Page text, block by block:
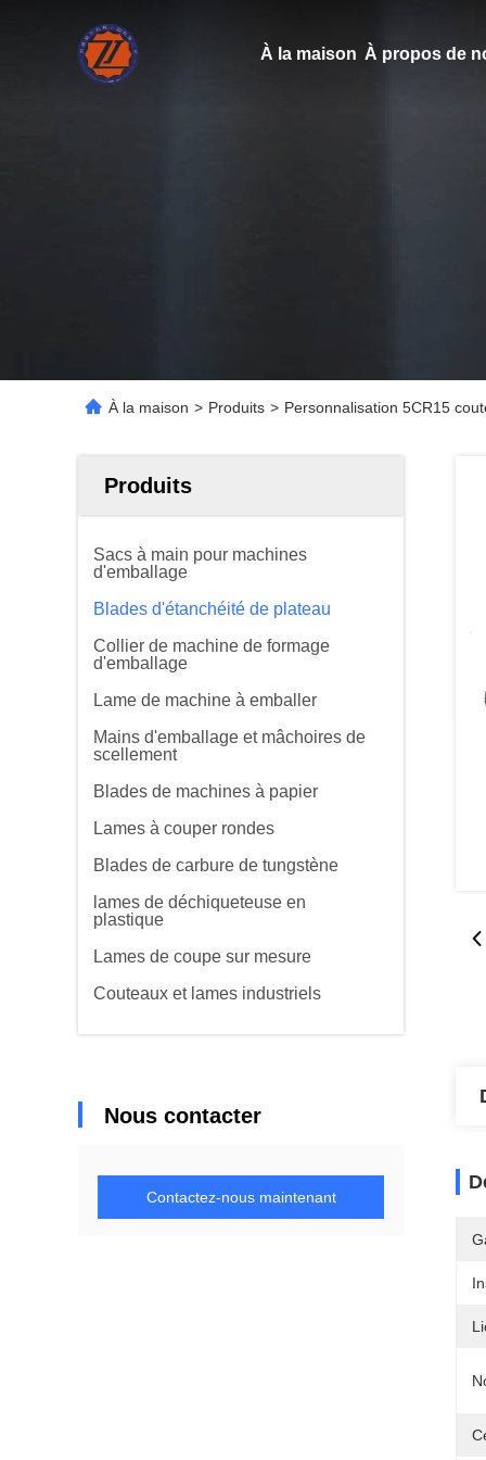
À la maison À propos de
À la maison > Produits > Personnalisation 5CR15
Produits
Sacs à main pour machines
d'emballage
Blades d'étanchéité de plateau
Collier de machine de formage
d'emballage
Lame de machine à emballer
Mains d'emballage et mâchoires de
scellement
Blades de machines à papier
Lames à couper rondes
Blades de carbure de tungstène
lames de déchiqueteuse en
plastique
Lames de coupe sur mesure
Couteaux et lames industriels
Nous contacter
Contactez-nous maintenant